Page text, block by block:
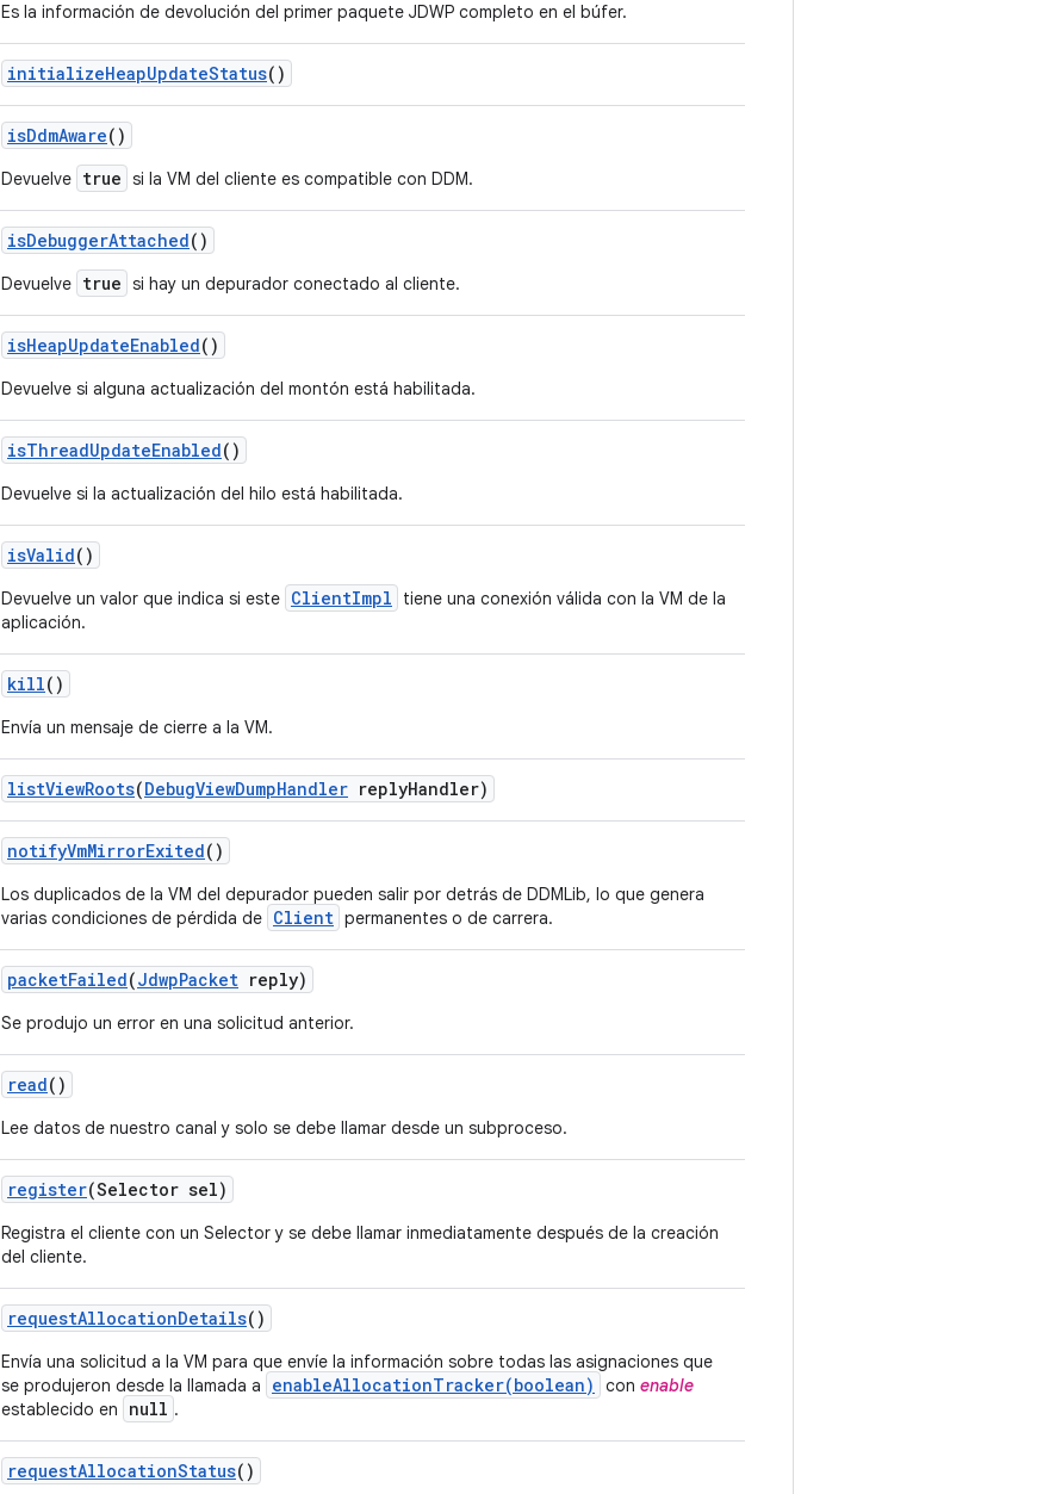
Es la información de devolución del primer paquete JDWP completo en el búfer.
initializeHeapUpdateStatus()
isDdmAware()
Devuelve true si la VM del cliente es compatible con DDM.
isDebuggerAttached()
Devuelve true si hay un depurador conectado al cliente.
isHeapUpdateEnabled()
Devuelve si alguna actualización del montón está habilitada.
isThreadUpdateEnabled()
Devuelve si la actualización del hilo está habilitada.
isValid()
Devuelve un valor que indica si este ClientImpl
tiene una conexión válida con la VM de la
aplicación.
kill()
Envía un mensaje de cierre a la VM.
listViewRoots(DebugViewDumpHandler replyHandler)
notifyVmMirrorExited()
Los duplicados de la VM del depurador pueden salir por detrás de DDMLib, lo que genera
varias condiciones de pérdida de Client permanentes o de carrera.
packetFailed(JdwpPacket reply)
Se produjo un error en una solicitud anterior.
read()
Lee datos de nuestro canal y solo se debe llamar desde un subproceso.
register(Selector sel)
Registra el cliente con un Selector y se debe llamar inmediatamente después de la creación
del cliente.
requestAllocationDetails()
Envía una solicitud a la VM para que envíe la información sobre todas las asignaciones que
se produjeron desde la llamada a
enableAllocationTracker(boolean) con enable
establecido en
null .
requestAllocationStatus()